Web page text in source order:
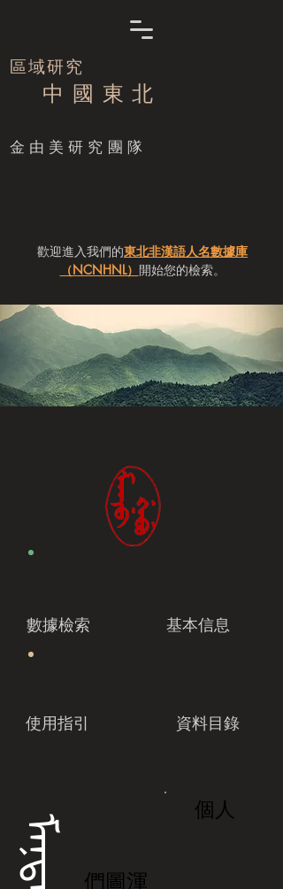
區域研究
中 國 東 北
​金由美研究團隊
歡迎進入我們的東北非漢語人名數據庫
（NCNHNL） 開始您的檢索。
數據檢索 基本信息
使用指引 資料目錄
個人
們圖渾